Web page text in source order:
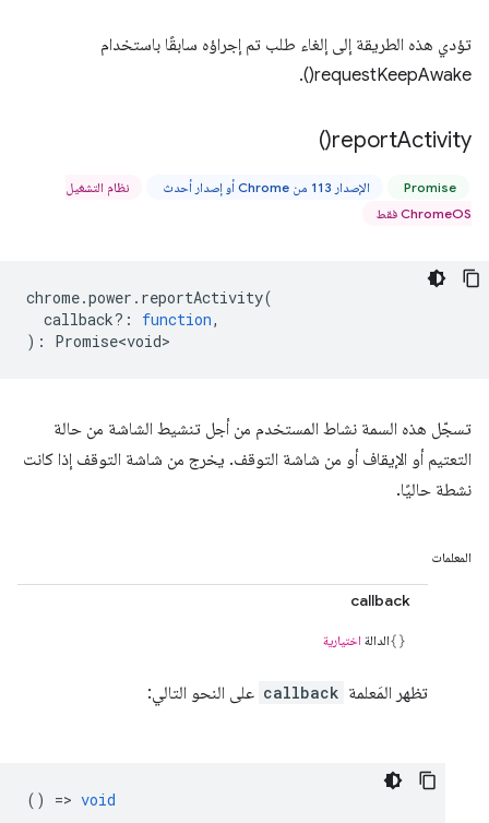
تؤدي هذه الطريقة إلى إلغاء طلب تم إجراؤه سابقًا باستخدام
requestKeepAwake().
reportActivity(
)
Promise الإصدار 113 من Chrome أو إصدار أحدث
نظام التشغيل
ChromeOS فقط
chrome.power . reportActivity(
callback? : function,
) : Promise<void>
تسجّل هذه السمة نشاط المستخدم من أجل تنشيط الشاشة من حالة
التعتيم أو الإيقاف أو من شاشة التوقف. يخرج من شاشة التوقف إذا كانت
نشطة حاليًا.
المعلمات
callback
الدالة اختيارية
تظهر المَعلمة callback على النحو التالي:
() => void